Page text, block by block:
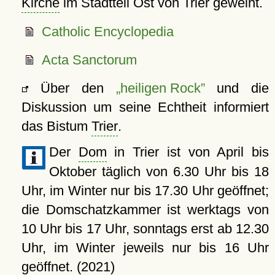
Catholic Encyclopedia
Acta Sanctorum
Über den
heiligen Rock und die
Diskussion um seine Echtheit informiert
das Bistum Trier.
Der Dom in Trier ist von April bis
Oktober täglich von 6.30 Uhr bis 18
Uhr, im Winter nur bis 17.30 Uhr geöffnet;
die Domschatzkammer ist werktags von
10 Uhr bis 17 Uhr, sonntags erst ab 12.30
Uhr, im Winter jeweils nur bis 16 Uhr
geöffnet. (2021)